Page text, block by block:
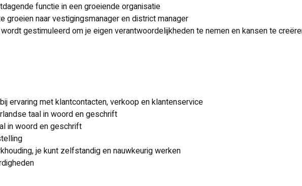
functie in een groeiende organisatie
groeien naar vestigingsmanager en district manager
gestimuleerd om je eigen verantwoordelijkheden te nemen en kansen te
ervaring met klantcontacten, verkoop en klantenservice
taal in woord en geschrift
in woord en geschrift
je kunt zelfstandig en nauwkeurig werken